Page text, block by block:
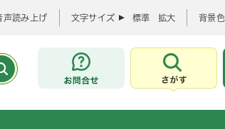
声読み上げ 文字サイズ 標準 拡大 背景色
お問合せ
さがす